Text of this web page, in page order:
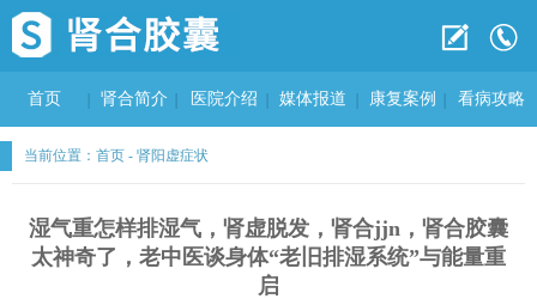
首页 肾合简介 医院介绍 媒体报道 康复案例 看病攻略
当前位置： 首页 - 肾阳虚症状
湿气重怎样排湿气，肾虚脱发，肾合jjn，肾合胶囊
太神奇了，老中医谈身体“老旧排湿系统”与能量重
启